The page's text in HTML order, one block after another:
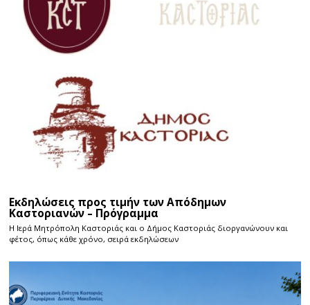
Εκδηλώσεις προς τιμήν των Απόδημων
Καστοριανών – Πρόγραμμα
Η Ιερά Μητρόπολη Καστοριάς και ο Δήμος Καστοριάς διοργανώνουν και
φέτος, όπως κάθε χρόνο, σειρά εκδηλώσεων